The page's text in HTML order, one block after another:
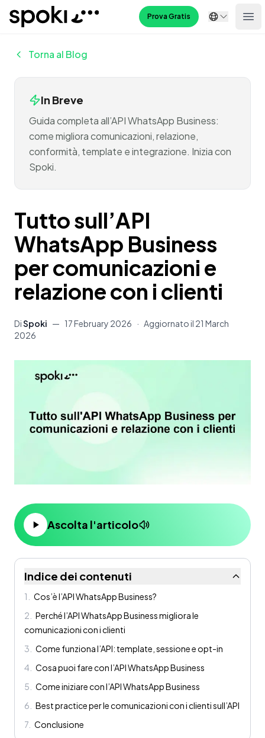
Spoki Prova Gratis
Torna al Blog
In Breve
Guida completa all’API WhatsApp Business:
come migliora comunicazioni, relazione,
conformità, template e integrazione. Inizia con
Spoki.
Tutto sull’API
WhatsApp Business
per comunicazioni e
relazione con i clienti
DiSpoki — 17 February 2026 · Aggiornato il 21 March
2026
Ascolta l'articolo
Indice dei contenuti
1
Cos’è l’API WhatsApp Business?
2
Perché l’API WhatsApp Business migliora le
comunicazioni con i clienti
3
Come funziona l’API: template, sessione e opt-in
4
Cosa puoi fare con l’API WhatsApp Business
5
Come iniziare con l’API WhatsApp Business
6
Best practice per le comunicazioni con i clienti sull’API
7 Conclusione